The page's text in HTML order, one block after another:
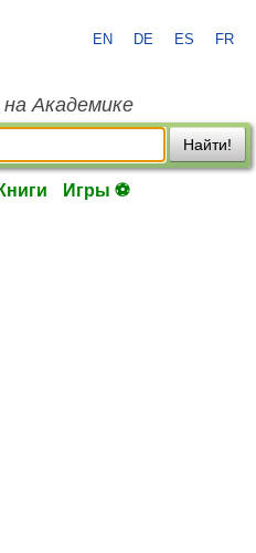
EN DE ES FR
Академике
Найти!
Книги Игры ⚽